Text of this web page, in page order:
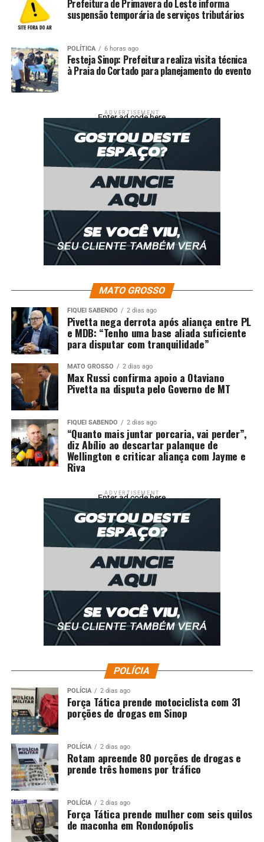
posteriormente, mantido à disposição da Justiça.
Fonte:Policia Civil MT – MT
Comentários
SUSPEITO TENTATIVA
Polícia Civil cumpre mandado de prisão definitiva em
Rondonópolis
Polícia Civil prende traficantes durante entrega de
drogas em estacionamento de academia em Várzea
Prefeitura de Primavera do Leste informa
suspensão temporária de serviços tributários
POLÍTICA 6 horas ago
Festeja Sinop: Prefeitura realiza visita técnica
à Praia do Cortado para planejamento do evento
ADVERTISEMENT
Enter ad code here
MATO GROSSO
FIQUEI SABENDO 2 dias ago
Pivetta nega derrota após aliança entre PL
e MDB: “Tenho uma base aliada suficiente
para disputar com tranquilidade”
MATO GROSSO 2 dias ago
Max Russi confirma apoio a Otaviano
Pivetta na disputa pelo Governo de MT
FIQUEI SABENDO 2 dias ago
“Quanto mais juntar porcaria, vai perder”,
diz Abílio ao descartar palanque de
Wellington e criticar aliança com Jayme e
Riva
ADVERTISEMENT
Enter ad code here
POLÍCIA
POLÍCIA 2 dias ago
Força Tática prende motociclista com 31
porções de drogas em Sinop
POLÍCIA 2 dias ago
Rotam apreende 80 porções de drogas e
prende três homens por tráfico
POLÍCIA 2 dias ago
Força Tática prende mulher com seis quilos
de maconha em Rondonópolis